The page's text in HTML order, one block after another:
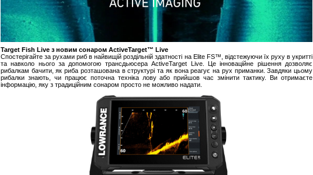
Target Fish Live з новим сонаром ActiveTarget™ Live
Спостерігайте за рухами риб в найвищій роздільній здатності на Elite FS™, відстежуючи їх руху в укритті
та навколо нього за допомогою трансдьюсера ActiveTarget Live. Це інноваційне рішення дозволяє
рибалкам бачити, як риба розташована в структурі та як вона реагує на рух приманки. Завдяки цьому
рибалки знають, чи працює поточна техніка лову або прийшов час змінити тактику. Ви отримаєте
інформацію, яку з традиційним сонаром просто не можливо надати.